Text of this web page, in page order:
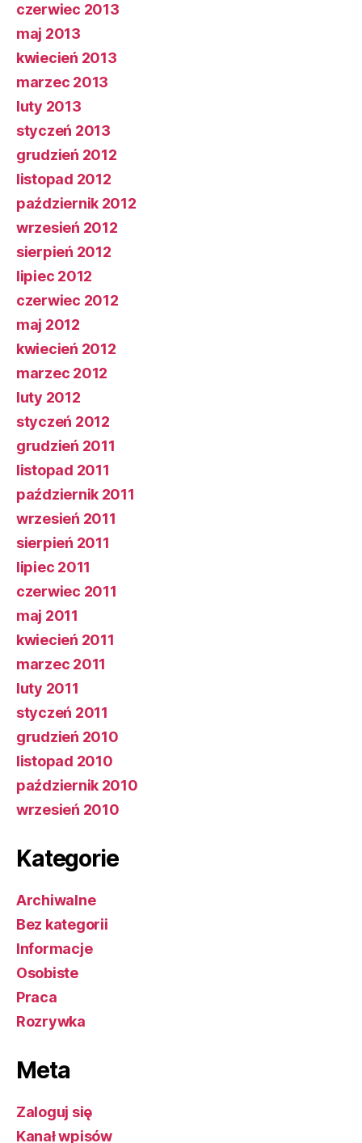
czerwiec 2013
maj 2013
kwiecień 2013
marzec 2013
luty 2013
styczeń 2013
grudzień 2012
listopad 2012
październik 2012
wrzesień 2012
sierpień 2012
lipiec 2012
czerwiec 2012
maj 2012
kwiecień 2012
marzec 2012
luty 2012
styczeń 2012
grudzień 2011
listopad 2011
październik 2011
wrzesień 2011
sierpień 2011
lipiec 2011
czerwiec 2011
maj 2011
kwiecień 2011
marzec 2011
luty 2011
styczeń 2011
grudzień 2010
listopad 2010
październik 2010
wrzesień 2010
Kategorie
Archiwalne
Bez kategorii
Informacje
Osobiste
Praca
Rozrywka
Meta
Zaloguj się
Kanał wpisów